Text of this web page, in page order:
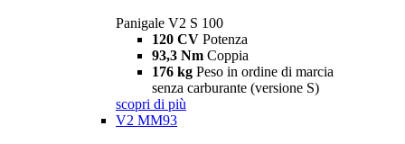
Panigale V2 S 100
120 CV Potenza
93,3 Nm Coppia
176 kg Peso in ordine di marcia
senza carburante (versione S)
scopri di più
V2 MM93